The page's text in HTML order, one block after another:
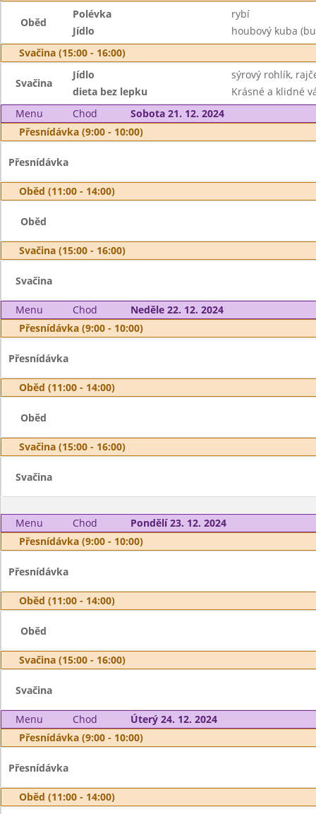
Oběd
Polévka
rybí
Jídlo
houbový kuba
Svačina (15:00 - 16:00)
Svačina
Jídlo
sýrový rohlík,
dieta bez lepku
Krásné a klidné
Menu
Chod
Sobota 21. 12. 2024
Přesnídávka (9:00 - 10:00)
Přesnídávka
Oběd (11:00 - 14:00)
Oběd
Svačina (15:00 - 16:00)
Svačina
Menu Chod
Neděle 22. 12. 2024
Přesnídávka (9:00 - 10:00)
Přesnídávka
Oběd (11:00 - 14:00)
Oběd
Svačina (15:00 - 16:00)
Svačina
Menu Chod
Pondělí 23. 12. 2024
Přesnídávka (9:00 - 10:00)
Přesnídávka
Oběd (11:00 - 14:00)
Oběd
Svačina (15:00 - 16:00)
Svačina
Menu Chod
Úterý 24. 12. 2024
Přesnídávka (9:00 - 10:00)
Přesnídávka
Oběd (11:00 - 14:00)